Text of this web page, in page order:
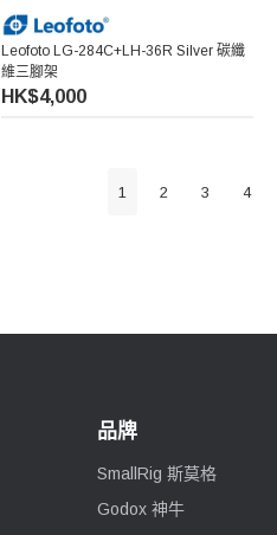
Leofoto LG-284C+LH-36R Silver 碳纖
維三腳架
HK$4,000
1 2 3 4
品牌
SmallRig 斯莫格
Godox 神牛